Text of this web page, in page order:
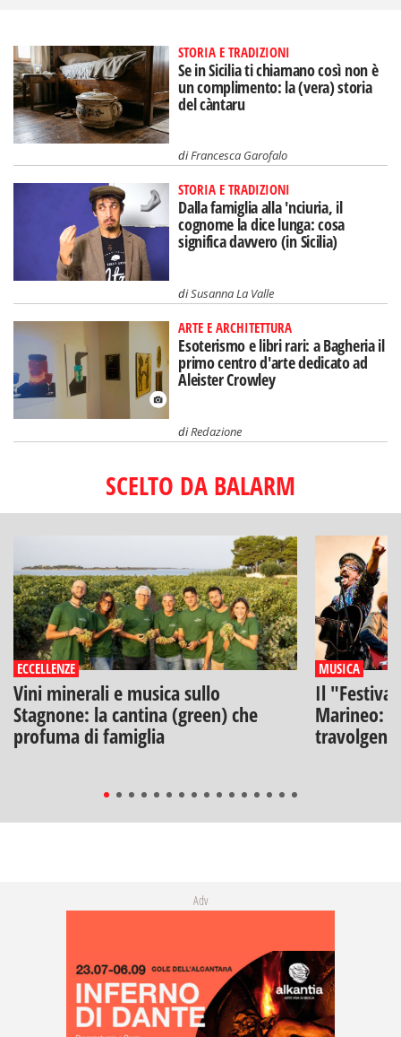
STORIA E TRADIZIONI
Se in Sicilia ti chiamano così non è
un complimento: la (vera) storia
del càntaru
diFrancesca Garofalo
STORIA E TRADIZIONI
Dalla famiglia alla 'nciuria, il
cognome la dice lunga: cosa
significa davvero (in Sicilia)
diSusanna La Valle
ARTE E ARCHITETTURA
Esoterismo e libri rari: a Bagheria il
primo centro d'arte dedicato ad
Aleister Crowley
diRedazione
SCELTO DA BALARM
ECCELLENZE
Vini minerali e musica sullo
Stagnone: la cantina (green) che
profuma di famiglia
MUSICA
Il
Marineo:
Adv